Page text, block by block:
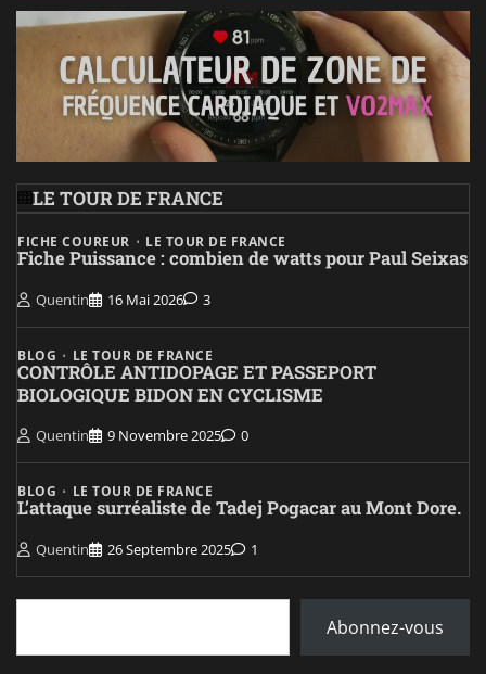
LE TOUR DE FRANCE
FICHE COUREUR LE TOUR DE FRANCE
Fiche Puissance : combien de watts pour Paul Seixas
Quentin 16 Mai 2026 3
BLOG LE TOUR DE FRANCE
CONTRÔLE ANTIDOPAGE ET PASSEPORT
BIOLOGIQUE BIDON EN CYCLISME
Quentin 9 Novembre 2025 0
BLOG LE TOUR DE FRANCE
L’attaque surréaliste de Tadej Pogacar au Mont Dore.
Quentin 26 Septembre 2025 1
Saisissez votre adresse e-mail…
Abonnez-vous